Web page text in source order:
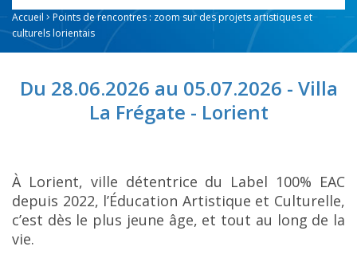
Accueil
Points de rencontres : zoom sur des projets artistiques et
culturels lorientais
Du 28.06.2026 au 05.07.2026 - Villa
La Frégate - Lorient
À Lorient, ville détentrice du Label 100% EAC
depuis 2022, l’Éducation Artistique et Culturelle,
c’est dès le plus jeune âge, et tout au long de la
vie.